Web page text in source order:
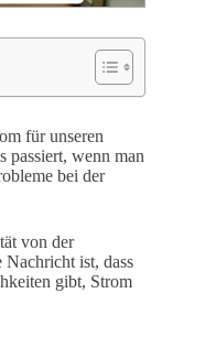
für unseren
passiert, wenn man
bei der
von der
Nachricht ist, dass
gibt, Strom